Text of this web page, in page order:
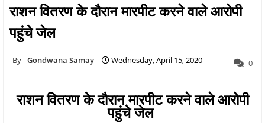
राशन वितरण के दौरान मारपीट करने वाले आरोपी
पहुंचे जेल
Gondwana Samay Wednesday, April 15, 2020 0
राशन वितरण के दौरान मारपीट करने वाले आरोपी
पहुंचे जेल